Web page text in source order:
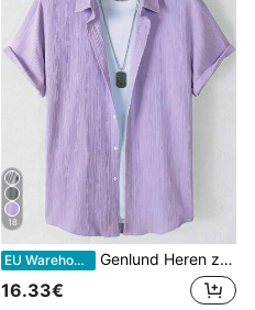
18
EU Warehouse Genlund Heren zomerse casual effen overhemd met korte mouwen, herenoverhemden voor koelte en vakantie
16.33€